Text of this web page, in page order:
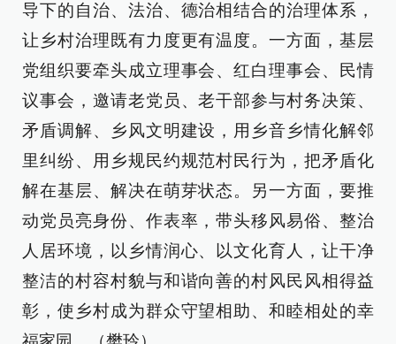
导下的自治、法治、德治相结合的治理体系，
让乡村治理既有力度更有温度。一方面，基层
党组织要牵头成立理事会、红白理事会、民情
议事会，邀请老党员、老干部参与村务决策、
矛盾调解、乡风文明建设，用乡音乡情化解邻
里纠纷、用乡规民约规范村民行为，把矛盾化
解在基层、解决在萌芽状态。另一方面，要推
动党员亮身份、作表率，带头移风易俗、整治
人居环境，以乡情润心、以文化育人，让干净
整洁的村容村貌与和谐向善的村风民风相得益
彰，使乡村成为群众守望相助、和睦相处的幸